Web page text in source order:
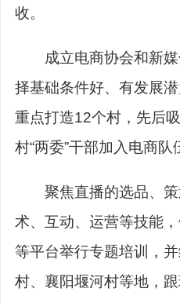
收。
成立电商协会和新
择基础条件好、有发展
重点打造12个村，先后
村“两委”干部加入电商队
聚焦直播的选品、
术、互动、运营等技能
等平台举行专题培训，
村、襄阳堰河村等地，